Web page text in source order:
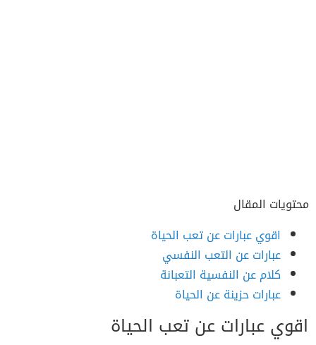
محتويات المقال
اقوي عبارات عن تعب الحياة
عبارات عن التعب النفسي
كلام عن النفسية التعبانة
عبارات حزينة عن الحياة
اقوي عبارات عن تعب الحياة